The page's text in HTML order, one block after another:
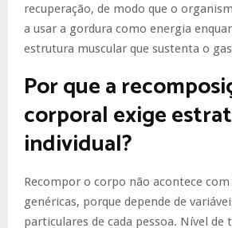
recuperação, de modo que o
a usar a gordura como energia
estrutura muscular que sustenta o
Por que a
corporal exige
individual?
Recompor o corpo não acontece
genéricas, porque depende de
particulares de cada pessoa. Nível